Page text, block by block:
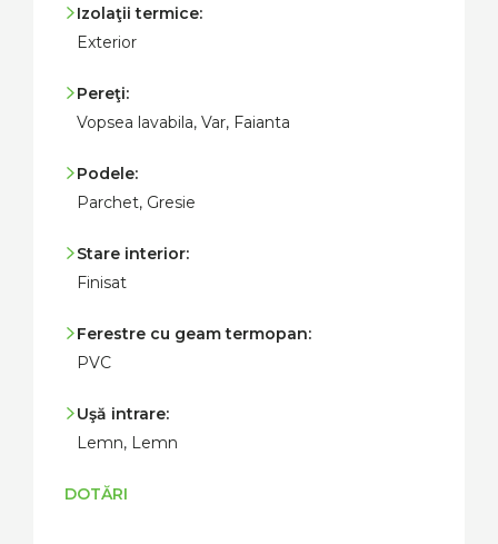
Izolaţii termice:
Exterior
Pereţi:
Vopsea lavabila, Var, Faianta
Podele:
Parchet, Gresie
Stare interior:
Finisat
Ferestre cu geam termopan:
PVC
Uşă intrare:
Lemn, Lemn
DOTĂRI